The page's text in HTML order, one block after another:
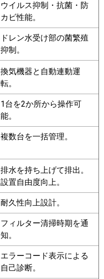
ウイルス抑制・抗菌・防
カビ性能。
ドレン水受け部の菌繁殖
抑制。
換気機器と自動連動運
転。
1台を2か所から操作可
能。
複数台を一括管理。
排水を持ち上げて排出。
設置自由度向上。
耐久性向上設計。
フィルター清掃時期を通
知。
エラーコード表示による
自己診断。